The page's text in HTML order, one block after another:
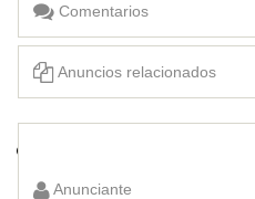
Comentarios
Anuncios relacionados
Anunciante